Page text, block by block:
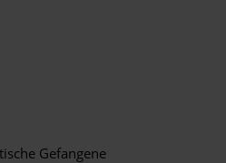
Gefangene